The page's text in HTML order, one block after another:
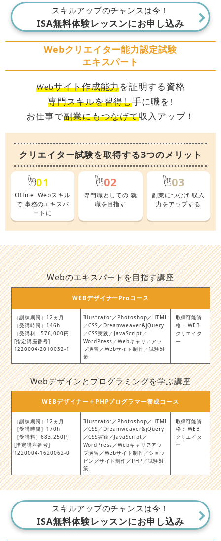
スキルアップのチャンスは今！
ISA無料体験レッスンにお申し込み
Webクリエイター能力認定試験
エキスパート
Webサイト作成能力を証明する資格
専門スキルを習得し手に職を!
お仕事で副業にもつなげて収入アップ！
クリエイター試験を取得する3つのメリット
01
Office+Webスキル
で 事務のエキスパ
ートに
02
専門職としての 就
職を目指す
03
副業につなげ収入
力をアップする
Webのエキスパートを目指す講座
WEBデザイナーProコース
［訓練期間］12ヵ月
［受講時間］146h
［受講料］576,000円
[指定講座番号]
1220004-2010032-1
Illustrator／Photoshop／HTML
／CSS／Dreamweaver&jQuery
／CSS実践／JavaScript／
WordPress／Webキャリアアッ
プ演習／Webサイト制作／試験対
策
取得可能資
格： WEB
クリエイタ
ー
Webデザインとプログラミングを学ぶ講座
WEBデザイナー＋PHPプログラマー養成コース
［訓練期間］12ヵ月
［受講時間］170h
［受講料］683,250円
[指定講座番号]
1220004-1620062-0
Illustrator／Photoshop／HTML
／CSS／Dreamweaver&jQuery
／CSS実践／JavaScript／
WordPress／Webキャリアアッ
プ演習／Webサイト制作／ショッ
ピングサイト制作／PHP／試験対
策
取得可能資
格： WEB
クリエイタ
ー
スキルアップのチャンスは今！
ISA無料体験レッスンにお申し込み